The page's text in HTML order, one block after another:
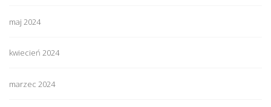
maj 2024
kwiecień 2024
marzec 2024